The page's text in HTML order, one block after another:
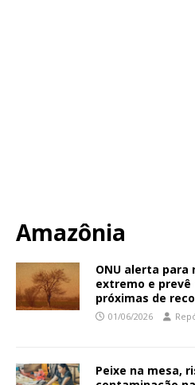
Amazônia
ONU alerta para
extremo e
próximas de
01/06/2026
Peixe na mesa,